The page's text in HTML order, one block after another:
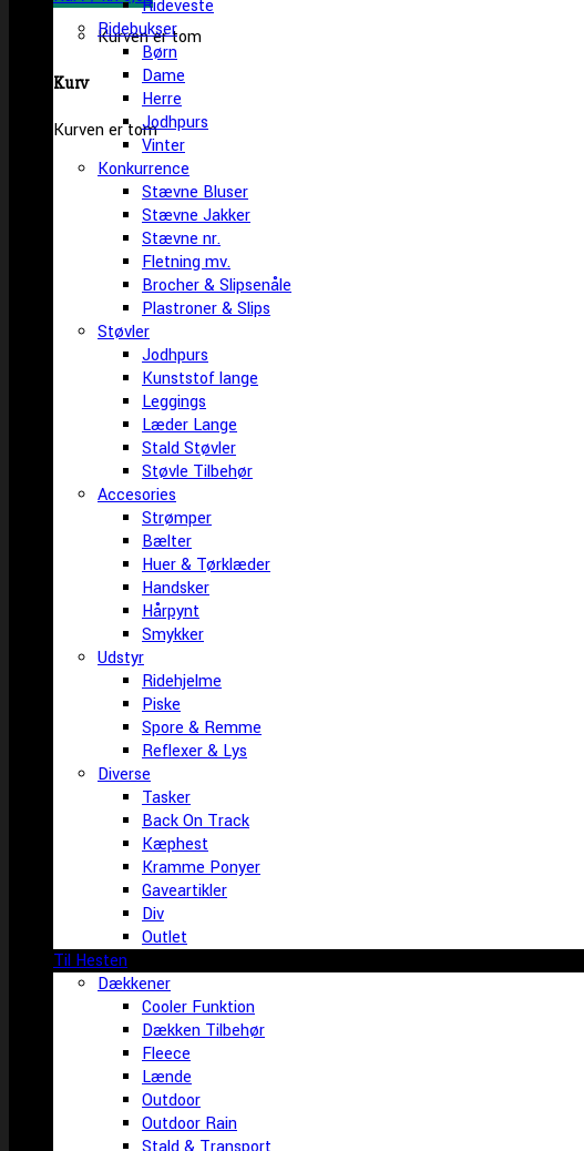
Kurven er tom
Kurv
Kurven er tom
Rideveste
Ridebukser
Børn
Dame
Herre
Jodhpurs
Vinter
Konkurrence
Stævne Bluser
Stævne Jakker
Stævne nr.
Fletning mv.
Brocher & Slipsenåle
Plastroner & Slips
Støvler
Jodhpurs
Kunststof lange
Leggings
Læder Lange
Stald Støvler
Støvle Tilbehør
Accesories
Strømper
Bælter
Huer & Tørklæder
Handsker
Hårpynt
Smykker
Udstyr
Ridehjelme
Piske
Spore & Remme
Reflexer & Lys
Diverse
Tasker
Back On Track
Kæphest
Kramme Ponyer
Gaveartikler
Div
Outlet
Til Hesten
Dækkener
Cooler Funktion
Dækken Tilbehør
Fleece
Lænde
Outdoor
Outdoor Rain